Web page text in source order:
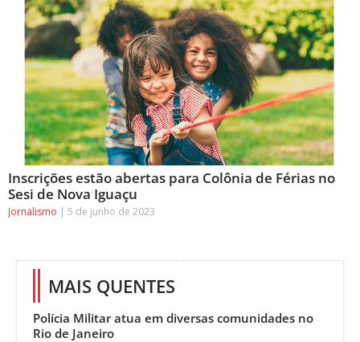
Inscrições estão abertas para Colônia de Férias no
Sesi de Nova Iguaçu
Jornalismo 5 de junho de 2023
MAIS QUENTES
Polícia Militar atua em diversas comunidades no
Rio de Janeiro